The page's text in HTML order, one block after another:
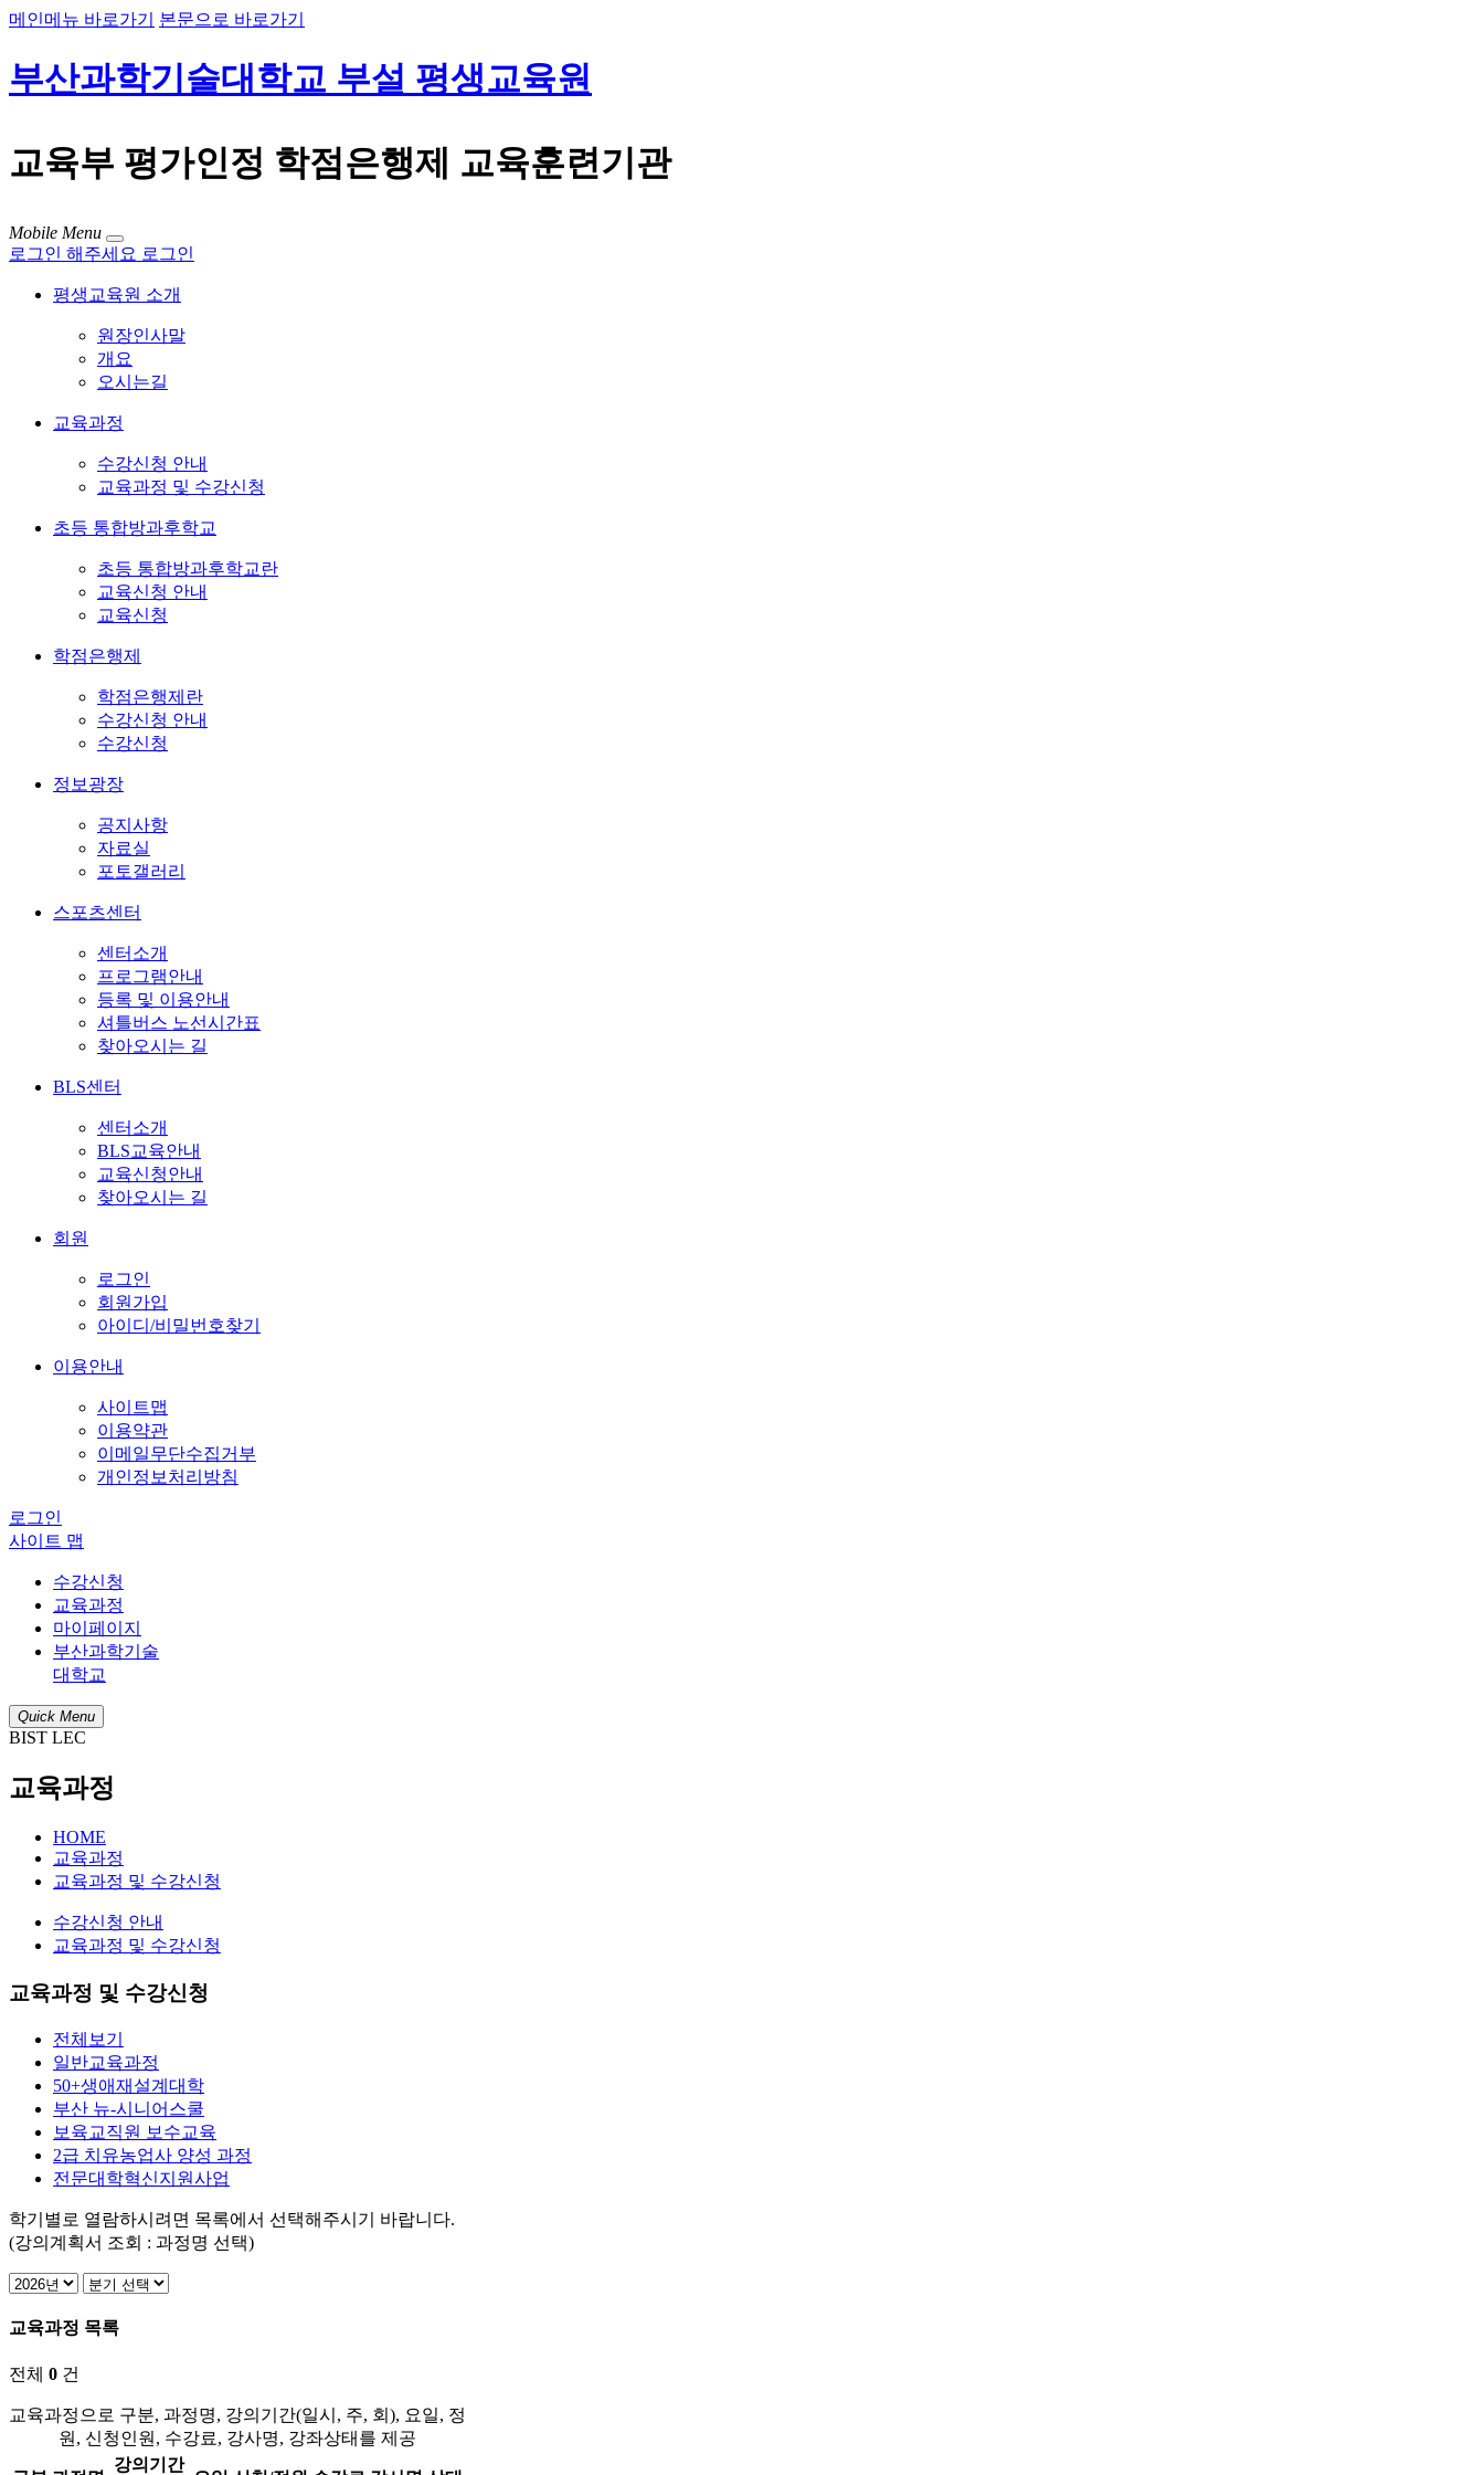
메인메뉴 바로가기 본문으로 바로가기
부산과학기술대학교 부설 평생교육원
교육부 평가인정 학점은행제 교육훈련기관
Mobile Menu
로그인 해주세요 로그인
평생교육원 소개
원장인사말
개요
오시는길
교육과정
수강신청 안내
교육과정 및 수강신청
초등 통합방과후학교
초등 통합방과후학교란
교육신청 안내
교육신청
학점은행제
학점은행제란
수강신청 안내
수강신청
정보광장
공지사항
자료실
포토갤러리
스포츠센터
센터소개
프로그램안내
등록 및 이용안내
셔틀버스 노선시간표
찾아오시는 길
BLS센터
센터소개
BLS교육안내
교육신청안내
찾아오시는 길
회원
로그인
회원가입
아이디/비밀번호찾기
이용안내
사이트맵
이용약관
이메일무단수집거부
개인정보처리방침
로그인
사이트 맵
수강신청
교육과정
마이페이지
부산과학기술
대학교
Quick Menu
BIST LEC
교육과정
HOME
교육과정
교육과정 및 수강신청
수강신청 안내
교육과정 및 수강신청
교육과정 및 수강신청
전체보기
일반교육과정
50+생애재설계대학
부산 뉴-시니어스쿨
보육교직원 보수교육
2급 치유농업사 양성 과정
전문대학혁신지원사업
학기별로 열람하시려면 목록에서 선택해주시기 바랍니다.
(강의계획서 조회 : 과정명 선택)
교육과정 목록
전체 0 건
교육과정으로 구분, 과정명, 강의기간(일시, 주, 회), 요일, 정
원, 신청인원, 수강료, 강사명, 강좌상태를 제공
강의기간